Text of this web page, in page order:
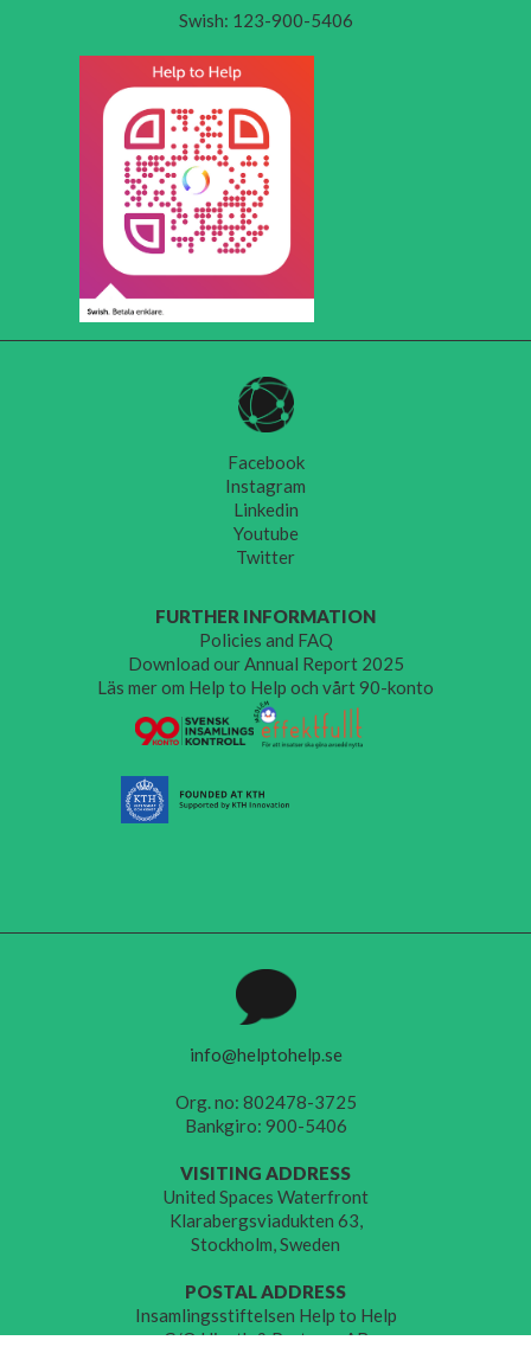
Swish: 123-900-5406
Facebook
Instagram
Linkedin
Youtube
Twitter
FURTHER INFORMATION
Policies and FAQ
Download our Annual Report 2025
Läs mer om Help to Help och vårt 90-konto
info@helptohelp.se
Org. no: 802478-3725
Bankgiro: 900-5406
VISITING ADDRESS
United Spaces Waterfront
Klarabergsviadukten 63,
Stockholm, Sweden
POSTAL ADDRESS
Insamlingsstiftelsen Help to Help
C/O Hjorth & Partners AB